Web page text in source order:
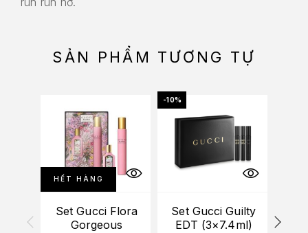
SẢN PHẨM TƯƠNG TỰ
HẾT HÀNG
Set Gucci Flora
Gorgeous
-10%
Set Gucci Guilty
EDT (3×7.4ml)